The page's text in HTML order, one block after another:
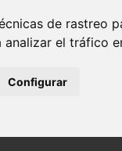
de rastreo
analizar el tráfico
Configurar
es un acrónimo o